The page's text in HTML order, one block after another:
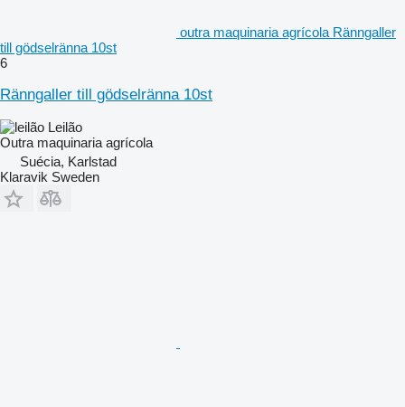
outra maquinaria agrícola Ränngaller
till gödselränna 10st
6
Ränngaller till gödselränna 10st
Leilão
Outra maquinaria agrícola
Suécia, Karlstad
Klaravik Sweden